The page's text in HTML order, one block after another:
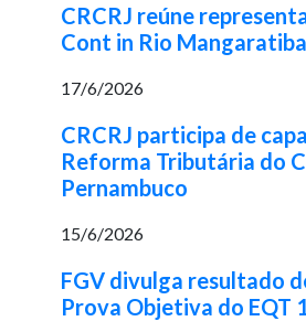
CRCRJ reúne
Cont in Rio Mangaratiba
17/6/2026
CRCRJ participa de
Reforma Tributária do
Pernambuco
15/6/2026
FGV divulga resultado
Prova Objetiva do EQT